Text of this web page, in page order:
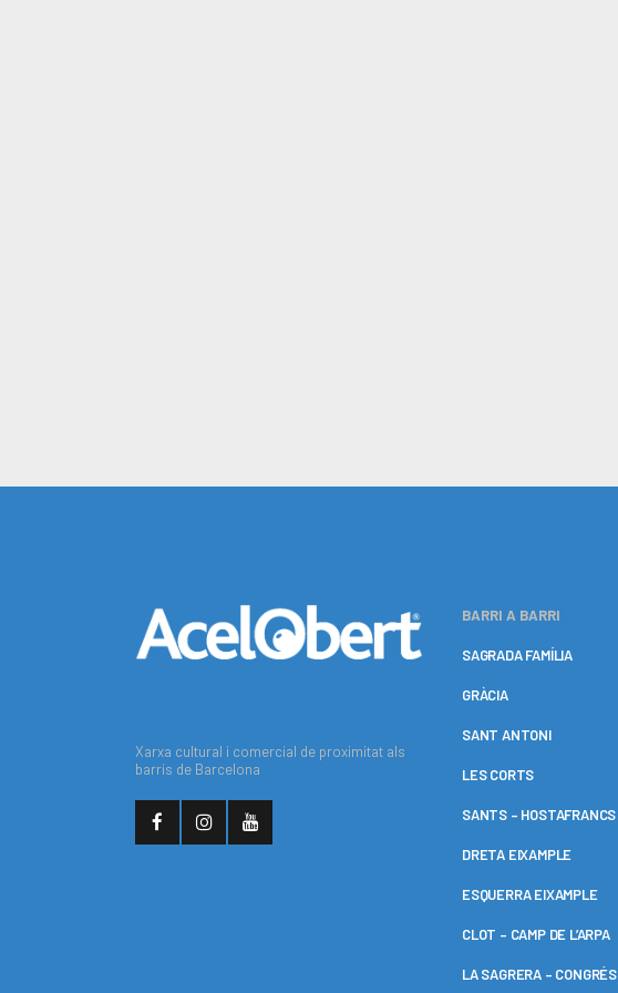
Xarxa cultural i comercial de proximitat als
barris de Barcelona
BARRI A BARRI
SAGRADA FAMÍLIA
GRÀCIA
SANT ANTONI
LES CORTS
SANTS – HOSTAFRANCS
DRETA EIXAMPLE
ESQUERRA EIXAMPLE
CLOT – CAMP DE L’ARPA
LA SAGRERA – CONGRÉS